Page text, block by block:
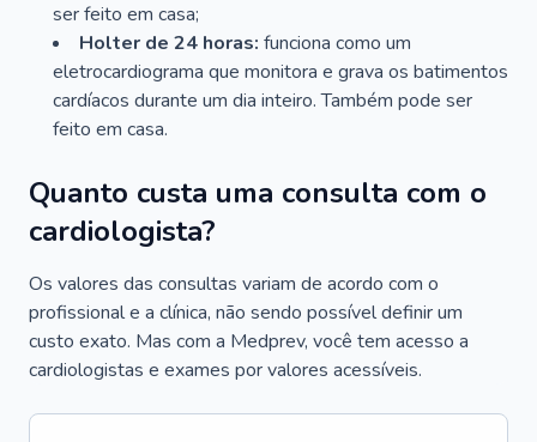
ser feito em casa;
Holter de 24 horas: funciona como um
eletrocardiograma que monitora e grava os batimentos
cardíacos durante um dia inteiro. Também pode ser
feito em casa.
Quanto custa uma consulta com o
cardiologista?
Os valores das consultas variam de acordo com o
profissional e a clínica, não sendo possível definir um
custo exato. Mas com a Medprev, você tem acesso a
cardiologistas e exames por valores acessíveis.